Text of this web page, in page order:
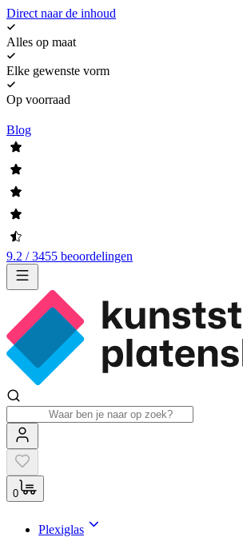
Direct naar de inhoud
Alles op maat
Elke gewenste vorm
Op voorraad
Blog
9.2 / 3455 beoordelingen
0
Plexiglas